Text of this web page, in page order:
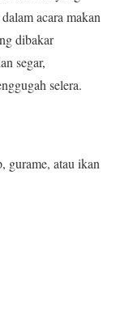
acara makan
dibakar
segar,
selera.
gurame, atau ikan